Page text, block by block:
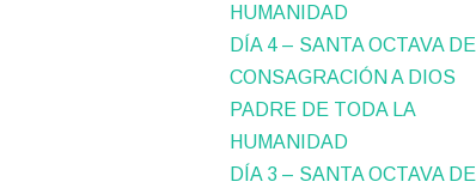
HUMANIDAD
DÍA 4 – SANTA OCTAVA DE
CONSAGRACIÓN A DIOS
PADRE DE TODA LA
HUMANIDAD
DÍA 3 – SANTA OCTAVA DE